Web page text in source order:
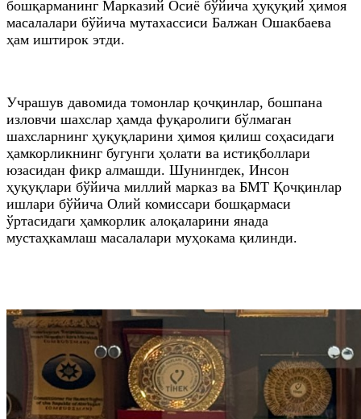
бошқарманинг Марказий Осиё бўйича ҳуқуқий ҳимоя
масалалари бўйича мутахассиси Балжан Ошакбаева
ҳам иштирок этди.
Учрашув давомида томонлар қочқинлар, бошпана
изловчи шахслар ҳамда фуқаролиги бўлмаган
шахсларнинг ҳуқуқларини ҳимоя қилиш соҳасидаги
ҳамкорликнинг бугунги ҳолати ва истиқболлари
юзасидан фикр алмашди. Шунингдек, Инсон
ҳуқуқлари бўйича миллий марказ ва БМТ Қочқинлар
ишлари бўйича Олий комиссари бошқармаси
ўртасидаги ҳамкорлик алоқаларини янада
мустаҳкамлаш масалалари муҳокама қилинди.